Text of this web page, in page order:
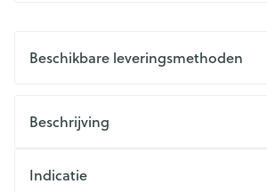
Beschikbare leveringsmethoden
Beschrijving
Indicatie